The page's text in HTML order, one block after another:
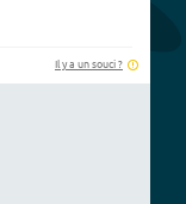
Il y a un souci ?